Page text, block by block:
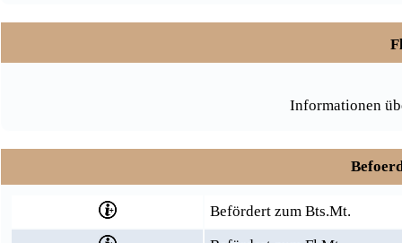
Informationen
Befördert zum Bts.Mt.